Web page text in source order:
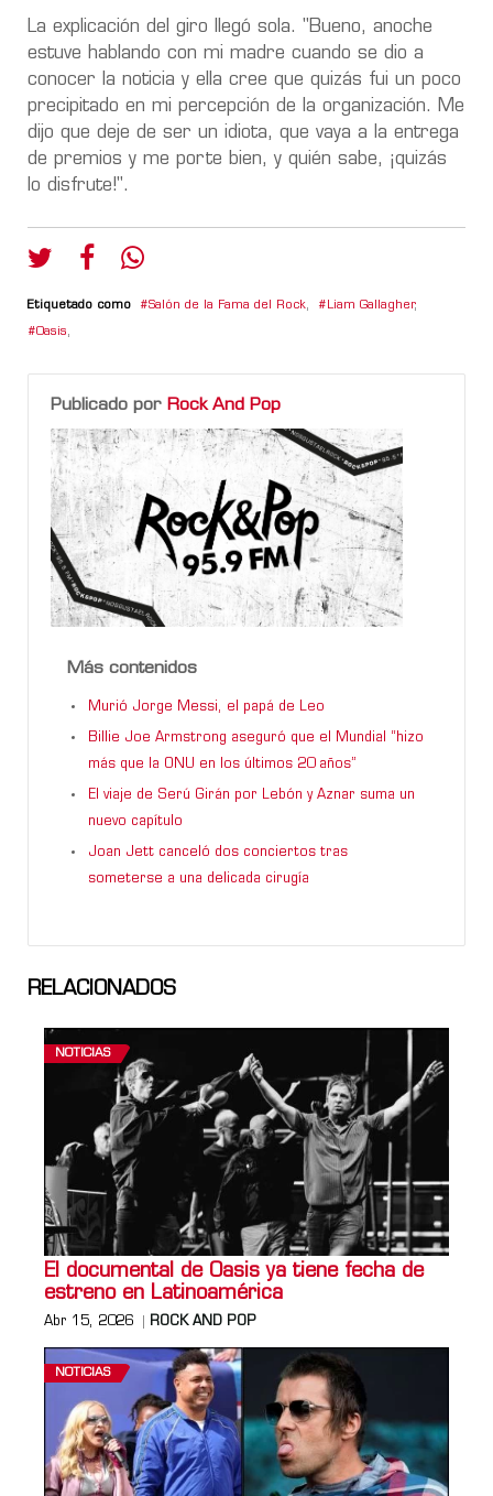
La explicación del giro llegó sola. "Bueno, anoche
estuve hablando con mi madre cuando se dio a
conocer la noticia y ella cree que quizás fui un poco
precipitado en mi percepción de la organización. Me
dijo que deje de ser un idiota, que vaya a la entrega
de premios y me porte bien, y quién sabe, ¡quizás
lo disfrute!".
Etiquetado como Salón de la Fama del Rock, Liam Gallagher,
Oasis,
Publicado por Rock And Pop
Más contenidos
Murió Jorge Messi, el papá de Leo
Billie Joe Armstrong aseguró que el Mundial “hizo
más que la ONU en los últimos 20 años”
El viaje de Serú Girán por Lebón y Aznar suma un
nuevo capítulo
Joan Jett canceló dos conciertos tras
someterse a una delicada cirugía
RELACIONADOS
NOTICIAS
El documental de Oasis ya tiene fecha de
estreno en Latinoamérica
Abr 15, 2026 ROCK AND POP
NOTICIAS